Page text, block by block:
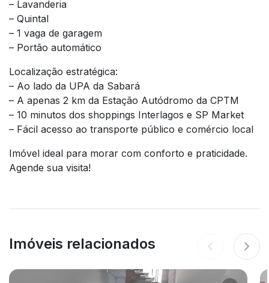
– Lavanderia
– Quintal
– 1 vaga de garagem
– Portão automático
Localização estratégica:
– Ao lado da UPA da Sabará
– A apenas 2 km da Estação Autódromo da CPTM
– 10 minutos dos shoppings Interlagos e SP Market
– Fácil acesso ao transporte público e comércio local
Imóvel ideal para morar com conforto e praticidade.
Agende sua visita!
Imóveis relacionados